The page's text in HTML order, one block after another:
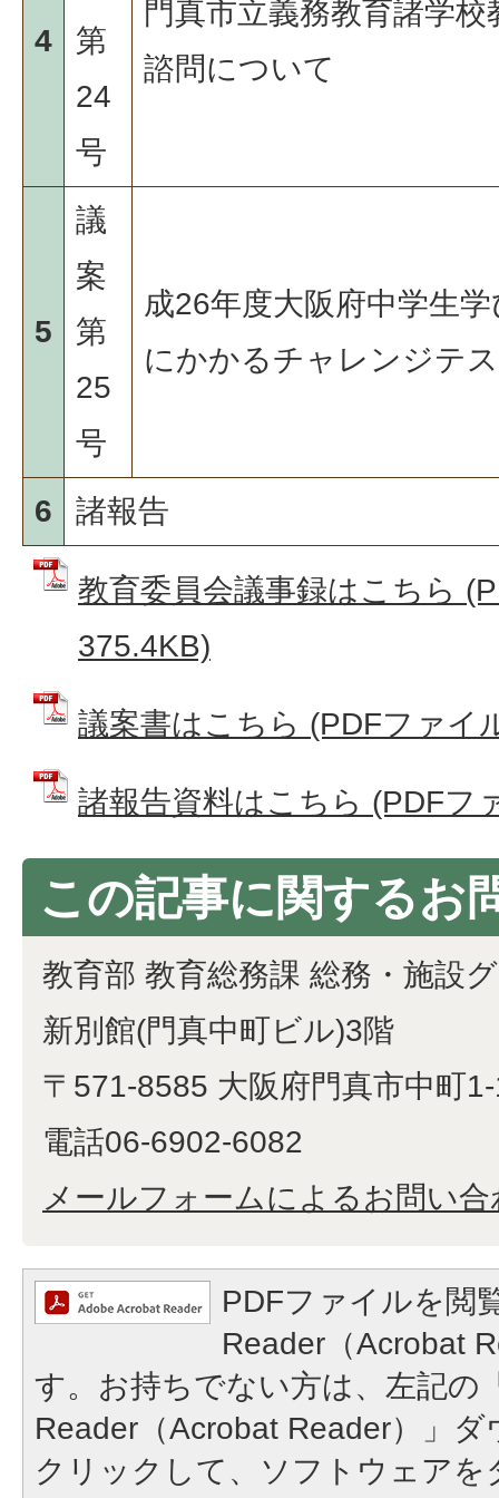
4
第
24
号
門真市立義務教育諸学
諮問について
5
議
案
第
25
号
成26年度大阪府中学生
にかかるチャレンジテ
6 諸報告
教育委員会議事録はこちら
375.4KB)
議案書はこちら (PDFファイ
諸報告資料はこちら (PDFフ
この記事に関するお
教育部 教育総務課 総務・施設
新別館(門真中町ビル)3階
〒571-8585 大阪府門真市中町
電話06-6902-6082
メールフォームによるお問い合
PDFファイルを閲
Reader（Acrobat
す。お持ちでない方は、左記の
Reader（Acrobat Reader）」
クリックして、ソフトウェア